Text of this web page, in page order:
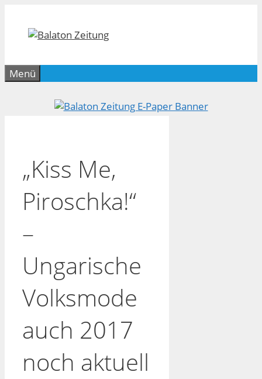
springen
Menü
„Kiss Me,
Piroschka!“
–
Ungarische
Volksmode
auch 2017
noch aktuell